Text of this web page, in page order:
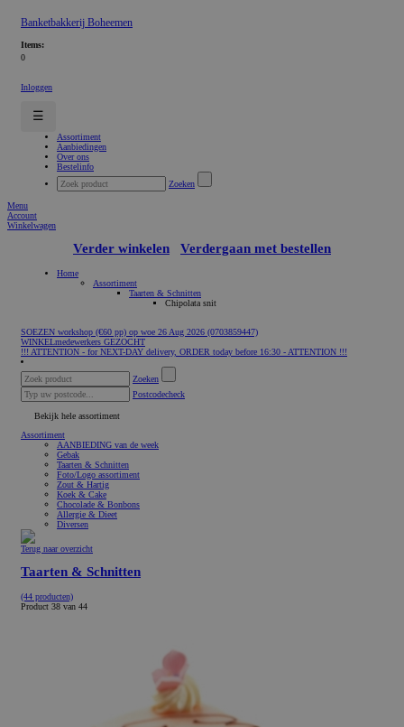
Banketbakkerij Boheemen
Items:
0
Inloggen
☰
Assortiment
Aanbiedingen
Over ons
Bestelinfo
Zoeken
Menu
Account
Winkelwagen
Verder winkelen Verdergaan met bestellen
Home
Assortiment
Taarten & Schnitten
Chipolata snit
SOEZEN workshop (€60 pp) op woe 26 Aug 2026 (0703859447)
WINKELmedewerkers GEZOCHT
!!! ATTENTION - for NEXT-DAY delivery, ORDER today before 16:30 - ATTENTION !!!
Zoeken
Postcodecheck
Bekijk hele assortiment
Assortiment
AANBIEDING van de week
Gebak
Taarten & Schnitten
Foto/Logo assortiment
Zout & Hartig
Koek & Cake
Chocolade & Bonbons
Allergie & Dieet
Diversen
Terug naar overzicht
Taarten & Schnitten
(44 producten)
Product 38 van 44